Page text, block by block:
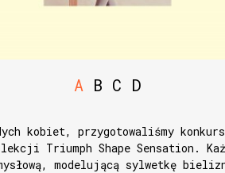
A B C D
kobiet, przygotowaliśmy
Triumph Shape Sensation.
modelującą sylwetkę